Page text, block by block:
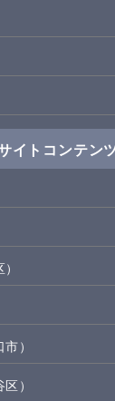
イトコンテン
）
）